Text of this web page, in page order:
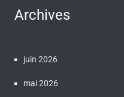
Archives
juin 2026
mai 2026